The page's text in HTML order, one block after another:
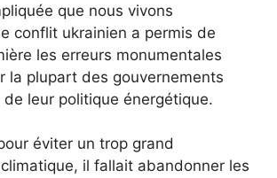
que nous vivons
conflit ukrainien a permis de
les erreurs monumentales
la plupart des gouvernements
leur politique énergétique.
éviter un trop grand
il fallait abandonner les